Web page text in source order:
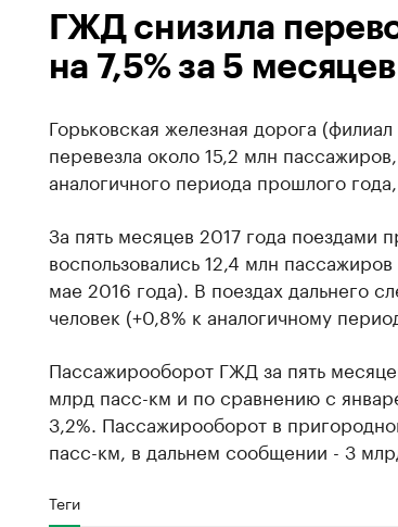
ГЖД снизила
на 7,5% за 5
Горьковская железная дорога
перевезла около 15,2 млн
аналогичного периода прошлого
За пять месяцев 2017 года поездами
воспользовались 12,4 млн
мае 2016 года). В поездах дальнего
человек (+0,8% к аналогичному
Пассажирооборот ГЖД за пять
млрд пасс-км и по сравнению с
3,2%. Пассажирооборот в
пасс-км, в дальнем сообщении - 3
Теги